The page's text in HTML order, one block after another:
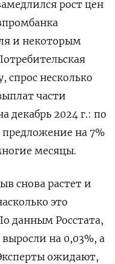
рост цен
и некоторым
спрос несколько
части
декабрь 2024 г.: по
на 7%
месяцы.
снова растет и
это
данным Росстата,
на 0,03%, а
ожидают,